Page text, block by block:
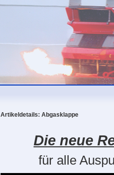
Artikeldetails: Abgasklappe
Die neue
für alle